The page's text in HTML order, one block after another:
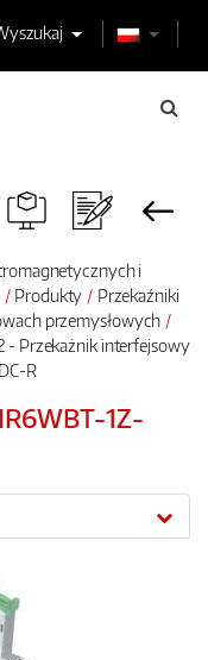
i
Produkty
Przekaźniki
przemysłowych
- Przekażnik interfejsowy
R
1Z-